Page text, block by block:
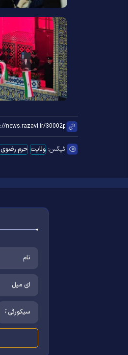
ٹیگس: ولایت حرم رضوی